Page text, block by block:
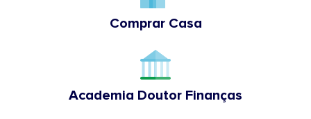
Comprar Casa
Academia Doutor Finanças